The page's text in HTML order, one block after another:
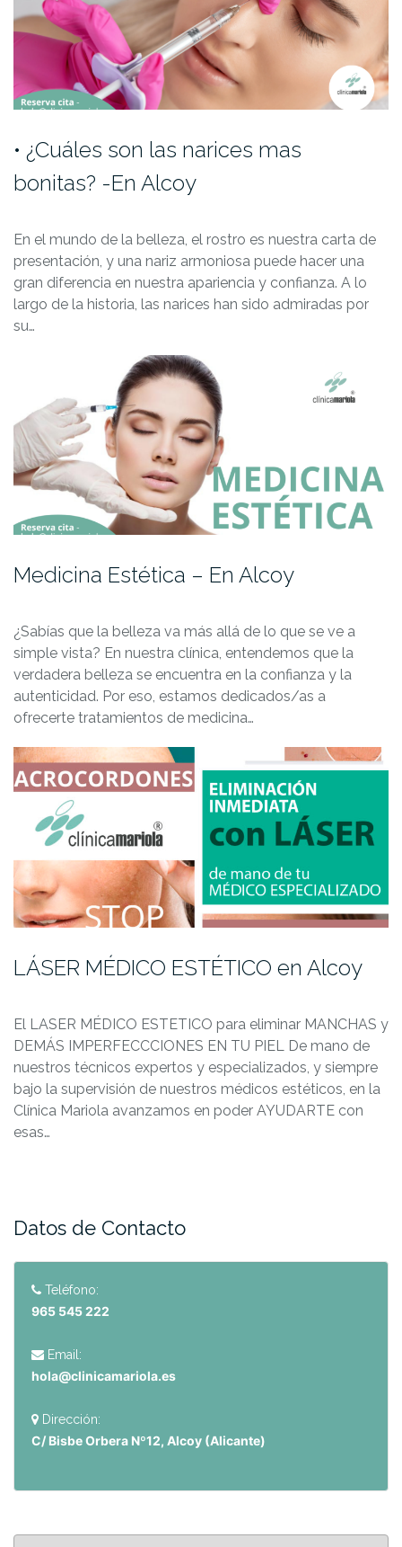
•⁠ ⁠¿Cuáles son las narices mas
bonitas? -En Alcoy
En el mundo de la belleza, el rostro es nuestra carta de
presentación, y una nariz armoniosa puede hacer una
gran diferencia en nuestra apariencia y confianza. A lo
largo de la historia, las narices han sido admiradas por
su…
Medicina Estética – En Alcoy
¿Sabías que la belleza va más allá de lo que se ve a
simple vista? En nuestra clínica, entendemos que la
verdadera belleza se encuentra en la confianza y la
autenticidad. Por eso, estamos dedicados/as a
ofrecerte tratamientos de medicina…
LÁSER MÉDICO ESTÉTICO en Alcoy
El LASER MÉDICO ESTETICO para eliminar MANCHAS y
DEMÁS IMPERFECCCIONES EN TU PIEL De mano de
nuestros técnicos expertos y especializados, y siempre
bajo la supervisión de nuestros médicos estéticos, en la
Clínica Mariola avanzamos en poder AYUDARTE con
esas…
Datos de Contacto
Teléfono:
965 545 222
Email:
hola@clinicamariola.es
Dirección:
C/ Bisbe Orbera Nº12, Alcoy (Alicante)